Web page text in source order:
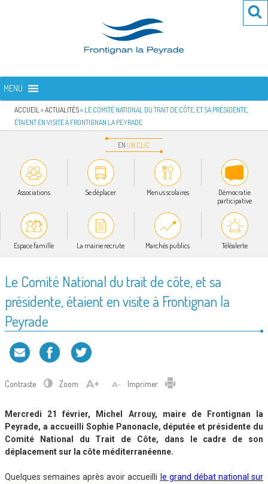
FRONTIGNAN LA PEYRADE
MENU
ACCUEIL »ACTUALITÉS» LE COMITÉ NATIONAL DU TRAIT DE CÔTE, ET SA PRÉSIDENTE,
ÉTAIENT EN VISITE À FRONTIGNAN LA PEYRADE
EN UN CLIC
Associations Se déplacer Menus scolaires
Démocratie
participative
Espace famille La mairie recrute Marchés publics Téléalerte
Le Comité National du trait de côte, et sa
présidente, étaient en visite à Frontignan la
Peyrade
Contraste Zoom Imprimer
Mercredi 21 février, Michel Arrouy, maire de Frontignan la
Peyrade, a accueilli Sophie Panonacle, députée et présidente du
Comité National du Trait de Côte, dans le cadre de son
déplacement sur la côte méditerranéenne.
Quelques semaines après avoir accueilli e grand débat national sur